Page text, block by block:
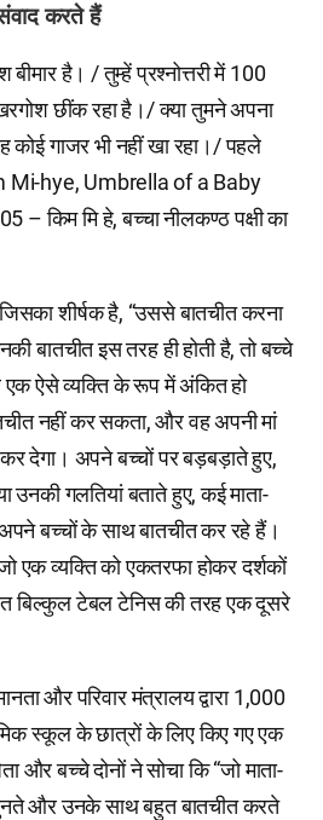
करते हैं
है। / तुम्हें प्रश्नोत्तरी में 100
छींक रहा है।/ क्या तुमने अपना
कोई गाजर भी नहीं खा रहा।/ पहले
Mi-hye, Umbrella of a Baby
किम मि हे, बच्चा नीलकण्ठ पक्षी का
शीर्षक है, “उससे बातचीत करना
बातचीत इस तरह ही होती है, तो बच्चे
एक ऐसे व्यक्ति के रूप में अंकित हो
नहीं कर सकता, और वह अपनी मां
देगा। अपने बच्चों पर बड़बड़ाते हुए,
उनकी गलतियां बताते हुए, कई माता-
बच्चों के साथ बातचीत कर रहे हैं।
एक व्यक्ति को एकतरफा होकर दर्शकों
बिल्कुल टेबल टेनिस की तरह एक दूसरे
और परिवार मंत्रालय द्वारा 1,000
स्कूल के छात्रों के लिए किए गए एक
और बच्चे दोनों ने सोचा कि “जो माता-
और उनके साथ बहुत बातचीत करते